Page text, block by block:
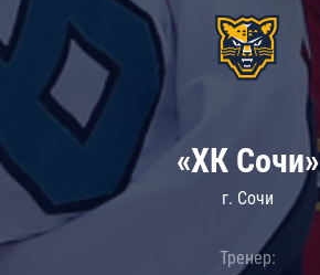
«ХК Сочи»
г. Сочи
Тренер: